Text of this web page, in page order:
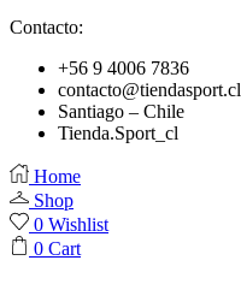
Contacto:
+56 9 4006 7836
contacto@tiendasport.cl
Santiago – Chile
Tienda.Sport_cl
Home
Shop
0 Wishlist
0 Cart